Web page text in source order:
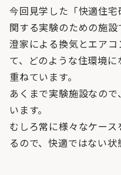
今回見学した「快適住
関する実験のための施設
澄家による換気とエア
て、どのような住環境
重ねています。
あくまで実験施設なの
います。
むしろ常に様々なケー
るので、快適ではない状